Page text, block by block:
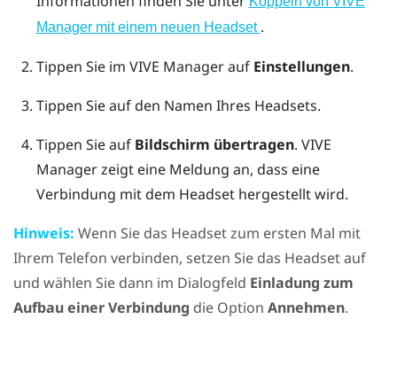
Manager mit einem neuen Headset .
Tippen Sie im VIVE Managerauf Einstellungen.
Tippen Sie auf den Namen Ihres Headsets.
Tippen Sie auf Bildschirm übertragen. VIVE
Managerzeigt eine Meldung an, dass eine
Verbindung mit dem Headset hergestellt wird.
Hinweis: Wenn Sie das Headset zum ersten Mal mit
Ihrem Telefon verbinden, setzen Sie das Headset auf
und wählen Sie dann im Dialogfeld Einladung zum
Aufbau einer Verbindung die Option Annehmen.